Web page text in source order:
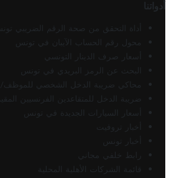
أدواتنا
أداة التحقق من صحة الرقم الضريبي
محول رقم الحساب الآيبان في تونس
أسعار صرف الدينار التونسي
البحث عن الرمز البريدي في تونس
محاكي ضريبة الدخل الشخصي للموظف/
ضريبة الدخل للمتقاعدين الفرنسيين
أسعار السيارات الجديدة في تونس
أخبار تروفيت
أخبار تونس
رابط خلفي مجاني
قائمة الشركات الأهلية المحلية